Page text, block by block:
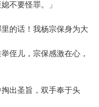
不要怪罪。」
的话！我杨宗保身为大
侄儿，宗保感激在心，
出圣旨，双手奉于头